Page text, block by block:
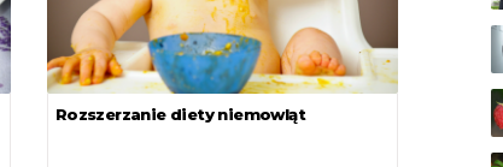
Rozszerzanie diety niemowląt